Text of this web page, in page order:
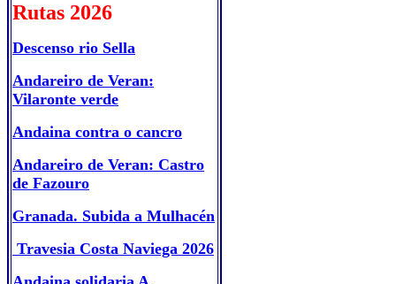
Rutas 2026
Descenso rio Sella
Andareiro de Veran:
Vilaronte verde
Andaina contra o cancro
Andareiro de Veran: Castro
de Fazouro
Granada. Subida a Mulhacén
Travesia Costa Naviega 2026